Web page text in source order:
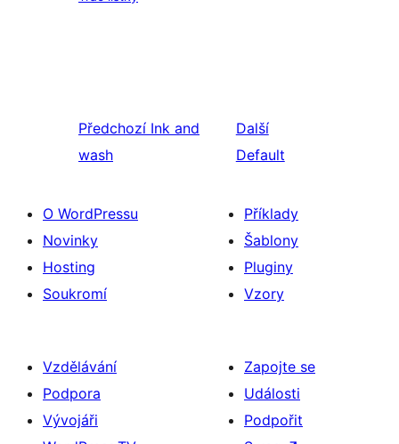
Předchozí Ink and
wash
Další
Default
O WordPressu
Novinky
Hosting
Soukromí
Příklady
Šablony
Pluginy
Vzory
Vzdělávání
Podpora
Vývojáři
Zapojte se
Události
Podpořit